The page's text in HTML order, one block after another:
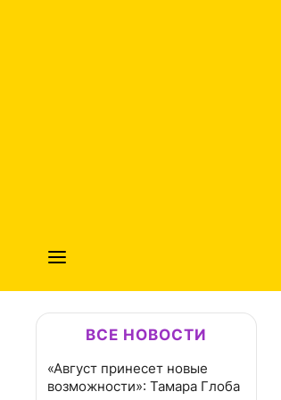
ВСЕ НОВОСТИ
«Август принесет новые
возможности»: Тамара Глоба